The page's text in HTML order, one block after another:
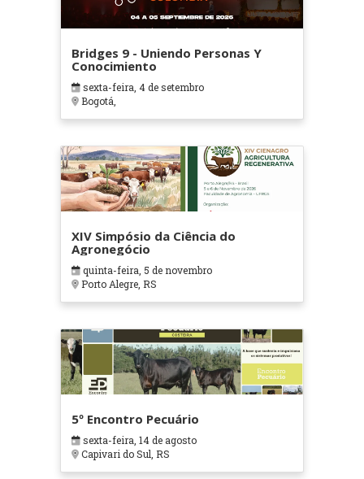
Bridges 9 - Uniendo Personas Y
Conocimiento
sexta-feira, 4 de setembro
Bogotá,
XIV Simpósio da Ciência do
Agronegócio
quinta-feira, 5 de novembro
Porto Alegre, RS
5º Encontro Pecuário
sexta-feira, 14 de agosto
Capivari do Sul, RS